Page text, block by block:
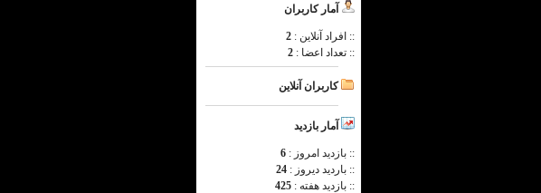
آمار کاربران
:: افراد آنلاین :2
:: تعداد اعضا :2
کاربران آنلاین
آمار بازدید
:: بازدید امروز :6
:: باردید دیروز :24
:: بازدید هفته :425